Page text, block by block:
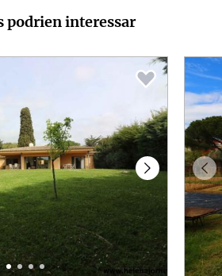
podrien interessar